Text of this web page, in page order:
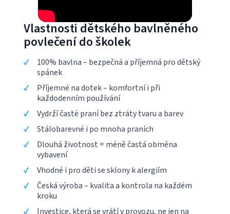
Vlastnosti dětského bavlněného
povlečení do školek
100% bavlna – bezpečná a příjemná pro dětský
spánek
Příjemné na dotek – komfortní i při
každodenním používání
Vydrží časté praní bez ztráty tvaru a barev
Stálobarevné i po mnoha praních
Dlouhá životnost = méně častá obměna
vybavení
Vhodné i pro děti se sklony k alergiím
Česká výroba – kvalita a kontrola na každém
kroku
Investice, která se vrátí v provozu, ne jen na